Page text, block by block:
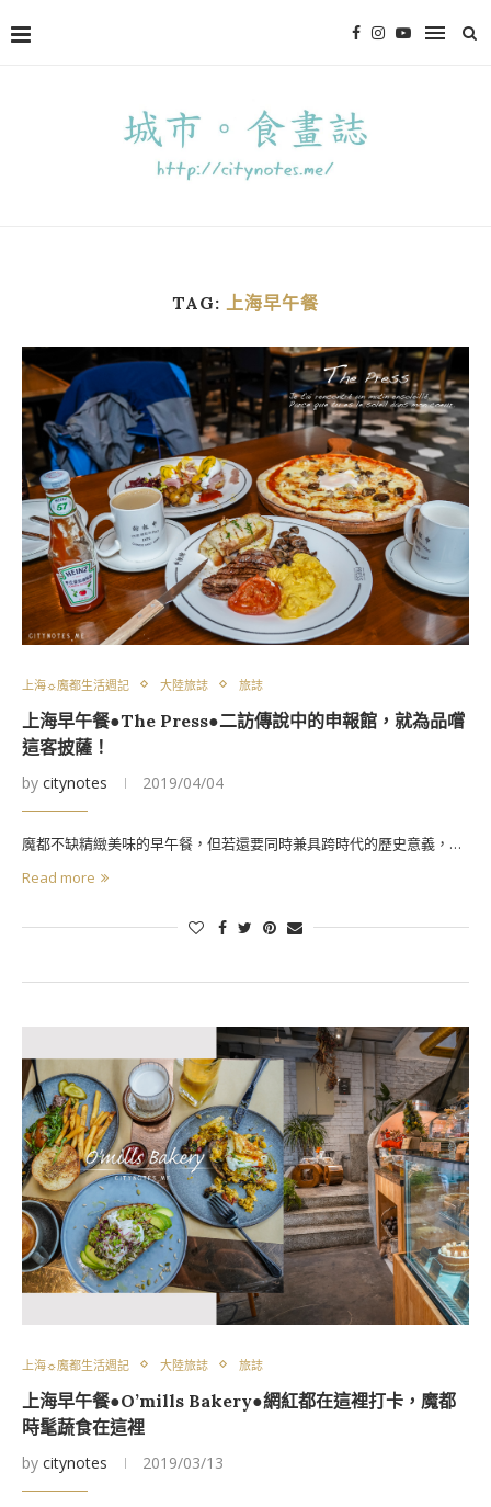
TAG: 上海早午餐
上海☼魔都生活週記 大陸旅誌 旅誌
上海早午餐●The Press●二訪傳說中的申報館，就為品嚐
這客披薩！
by citynotes 2019/04/04
魔都不缺精緻美味的早午餐，但若還要同時兼具跨時代的歷史意義，…
Read more
上海☼魔都生活週記 大陸旅誌 旅誌
上海早午餐●O’mills Bakery●網紅都在這裡打卡，魔都
時髦蔬食在這裡
by citynotes 2019/03/13